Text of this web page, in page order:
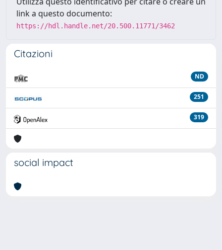
link a questo documento:
https://hdl.handle.net/20.500.11771/3462
Citazioni
ND
251
319
social impact